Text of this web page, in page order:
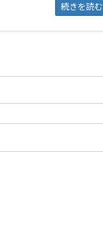
続きを読む